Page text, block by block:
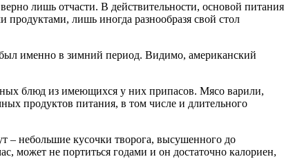
лишь отчасти. В действительности, основой питания
лишь иногда разнообразя свой стол
был именно в зимний период. Видимо, американский
блюд из имеющихся у них припасов. Мясо варили,
продуктов питания, в том числе и длительного
– небольшие кусочки творога, высушенного до
может не портиться годами и он достаточно калориен,